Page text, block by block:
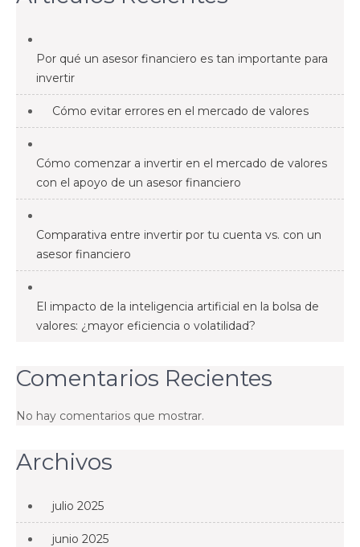
Por qué un asesor financiero es tan importante para
invertir
Cómo evitar errores en el mercado de valores
Cómo comenzar a invertir en el mercado de valores
con el apoyo de un asesor financiero
Comparativa entre invertir por tu cuenta vs. con un
asesor financiero
El impacto de la inteligencia artificial en la bolsa de
valores: ¿mayor eficiencia o volatilidad?
Comentarios Recientes
No hay comentarios que mostrar.
Archivos
julio 2025
junio 2025